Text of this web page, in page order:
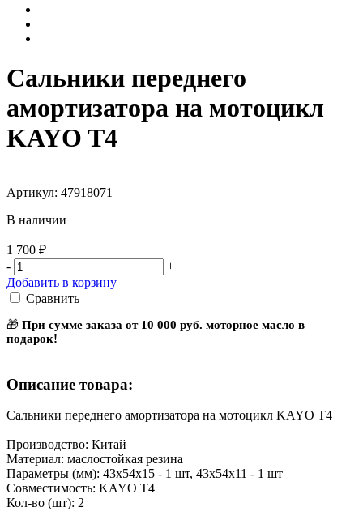
Сальники переднего
амортизатора на мотоцикл
KAYO T4
Артикул: 47918071
В наличии
1 700 ₽
-
+
Добавить в корзину
Сравнить
🎁 При сумме заказа от 10 000 руб. моторное масло в
подарок!
Описание товара:
Сальники переднего амортизатора на мотоцикл KAYO T4
Производство: Китай
Материал: маслостойкая резина
Параметры (мм): 43х54х15 - 1 шт, 43х54х11 - 1 шт
Совместимость: KAYO T4
Кол-во (шт): 2